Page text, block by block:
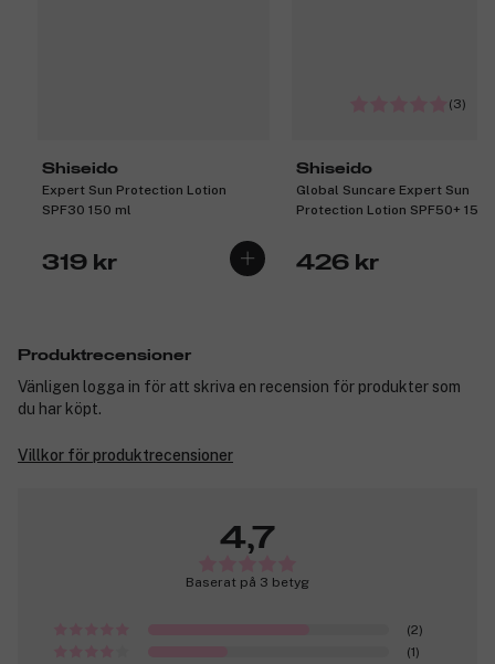
Shiseido
Expert Sun Protection Lotion
SPF30 150 ml
319 kr
(3)
Shiseido
Global Suncare Expert Sun
Protection Lotion SPF50+ 150
426 kr
Produktrecensioner
Vänligen logga in för att skriva en recension för produkter som
du har köpt.
Villkor för produktrecensioner
4,7
Baserat på 3 betyg
(2)
(1)